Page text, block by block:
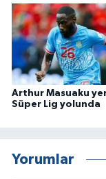
Arthur Masuaku
Süper Lig yolunda
Yorumlar